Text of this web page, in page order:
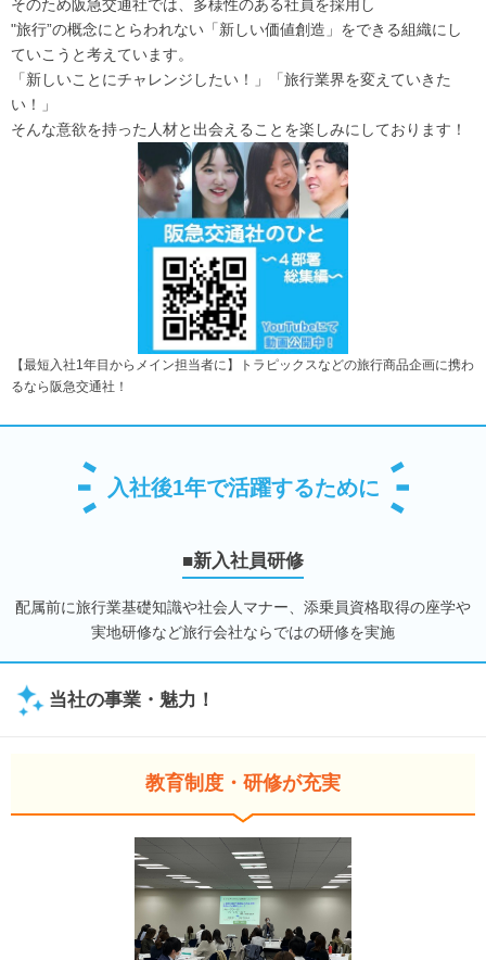
そのため阪急交通社では、多様性のある社員を採用し
"旅行”の概念にとらわれない「新しい価値創造」をできる組織にし
ていこうと考えています。
「新しいことにチャレンジしたい！」「旅行業界を変えていきた
い！」
そんな意欲を持った人材と出会えることを楽しみにしております！
【最短入社1年目からメイン担当者に】トラピックスなどの旅行商品企画に携わ
るなら阪急交通社！
入社後1年で活躍するために
■新入社員研修
配属前に旅行業基礎知識や社会人マナー、添乗員資格取得の座学や
実地研修など旅行会社ならではの研修を実施
当社の事業・魅力！
教育制度・研修が充実